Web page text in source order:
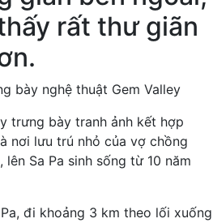
rất thư giãn
bày nghệ thuật Gem Valley
trưng bày tranh ảnh kết hợp
nơi lưu trú nhỏ của vợ chồng
Sa Pa sinh sống từ 10 năm
đi khoảng 3 km theo lối xuống